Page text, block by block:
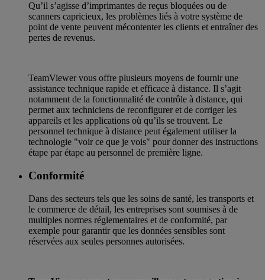
Qu’il s’agisse d’imprimantes de reçus bloquées ou de
scanners capricieux, les problèmes liés à votre système de
point de vente peuvent mécontenter les clients et entraîner des
pertes de revenus.
TeamViewer vous offre plusieurs moyens de fournir une
assistance technique rapide et efficace à distance. Il s’agit
notamment de la fonctionnalité de contrôle à distance, qui
permet aux techniciens de reconfigurer et de corriger les
appareils et les applications où qu’ils se trouvent. Le
personnel technique à distance peut également utiliser la
technologie "voir ce que je vois" pour donner des instructions
étape par étape au personnel de première ligne.
Conformité
Dans des secteurs tels que les soins de santé, les transports et
le commerce de détail, les entreprises sont soumises à de
multiples normes réglementaires et de conformité, par
exemple pour garantir que les données sensibles sont
réservées aux seules personnes autorisées.